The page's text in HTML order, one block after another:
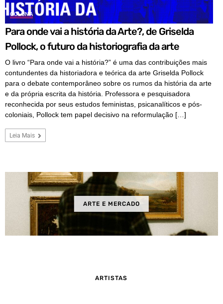
COLUNA
Para onde vai a história da Arte?, de Griselda
Pollock, o futuro da historiografia da arte
O livro “Para onde vai a história?” é uma das contribuições mais
contundentes da historiadora e teórica da arte Griselda Pollock
para o debate contemporâneo sobre os rumos da história da arte
e da própria escrita da história. Professora e pesquisadora
reconhecida por seus estudos feministas, psicanalíticos e pós-
coloniais, Pollock tem papel decisivo na reformulação […]
Leia Mais
ARTE E MERCADO
ARTISTAS